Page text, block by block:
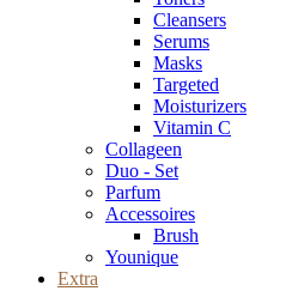
Cleansers
Serums
Masks
Targeted
Moisturizers
Vitamin C
Collageen
Duo - Set
Parfum
Accessoires
Brush
Younique
Extra